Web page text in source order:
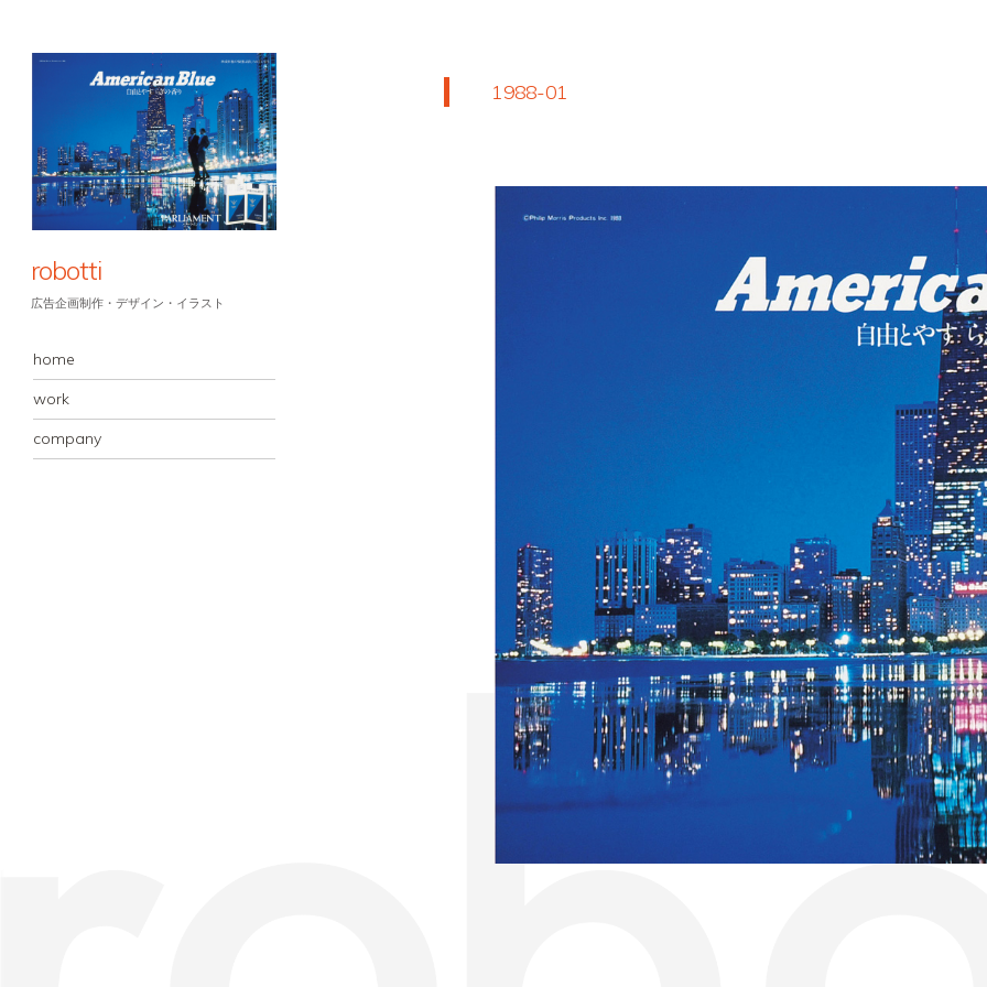
robotti
広告企画制作・デザイン・イラスト
コンテンツへスキップ
home
work
company
1988-01